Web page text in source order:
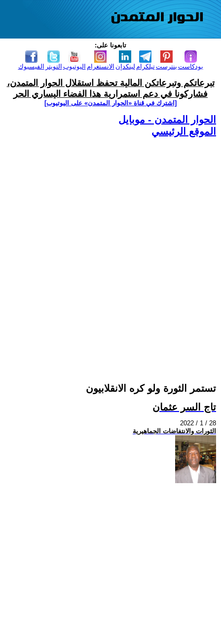
تابعونا على:
الفيسبوك التويتر اليوتيوب الانستغرام لينكدإن تيلكرامبنترست بودكاست
تبرعاتكم وتبرعاتكن المالية تحفظ استقلال الحوار المتمدن،
فشاركونا في دعم استمرارية هذا الفضاء اليساري الحر
[اشترك في قناة ‫«الحوار المتمدن» على اليوتيوب]
الحوار المتمدن - موبايل
الموقع الرئيسي
تستمر الثورة ولو كره الانقلابيون
تاج السر عثمان
2022 / 1 / 28
الثورات والانتفاضات الجماهيرية